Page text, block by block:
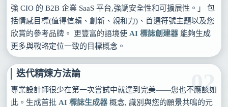
強 CIO 的 B2B 企業 SaaS 平台,強調安全性和可擴展性。」 包
括情感目標(值得信賴、創新、親和力)、首選符號主題以及您
欣賞的參考品牌。 更豐富的語境使 AI 標誌創建器 能夠生成
更多與戰略定位一致的目標概念。
02
迭代精煉方法論
專業設計師很少在第一次嘗試中就達到完美——您也不應該如
此。生成首批 AI 標誌生成器 概念, 識別與您的願景共鳴的元